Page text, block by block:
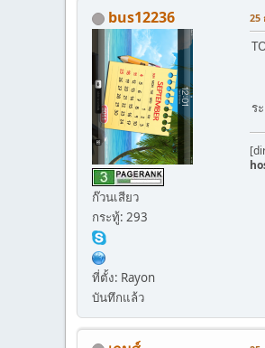
bus12236
ก๊วนเสียว
กระทู้: 293
ที่ตั้ง: Rayon
บันทึกแล้ว
25
ร